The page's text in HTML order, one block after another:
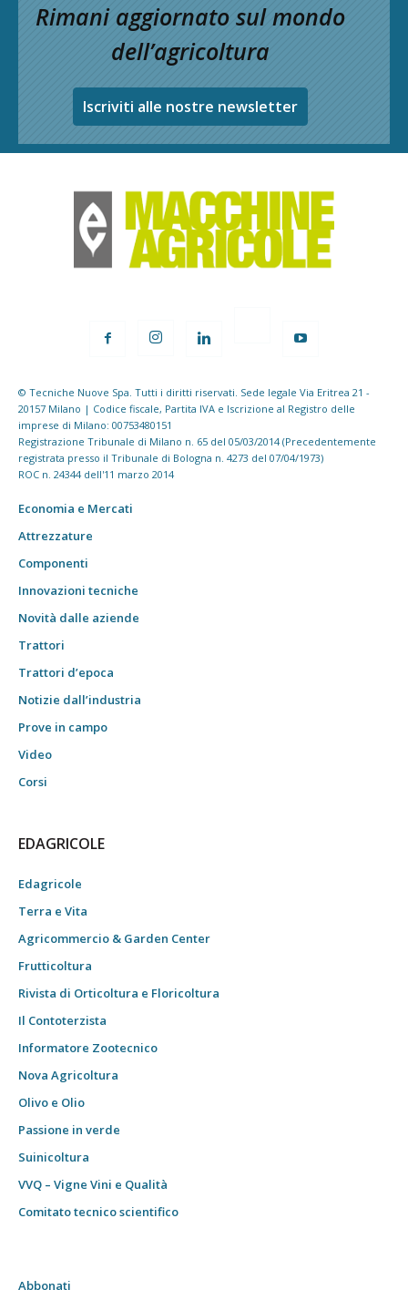
Rimani aggiornato sul mondo
dell’agricoltura
Iscriviti alle nostre newsletter
© Tecniche Nuove Spa. Tutti i diritti riservati. Sede legale Via Eritrea 21 -
20157 Milano | Codice fiscale, Partita IVA e Iscrizione al Registro delle
imprese di Milano: 00753480151
Registrazione Tribunale di Milano n. 65 del 05/03/2014 (Precedentemente
registrata presso il Tribunale di Bologna n. 4273 del 07/04/1973)
ROC n. 24344 dell'11 marzo 2014
Economia e Mercati
Attrezzature
Componenti
Innovazioni tecniche
Novità dalle aziende
Trattori
Trattori d’epoca
Notizie dall’industria
Prove in campo
Video
Corsi
EDAGRICOLE
Edagricole
Terra e Vita
Agricommercio & Garden Center
Frutticoltura
Rivista di Orticoltura e Floricoltura
Il Contoterzista
Informatore Zootecnico
Nova Agricoltura
Olivo e Olio
Passione in verde
Suinicoltura
VVQ – Vigne Vini e Qualità
Comitato tecnico scientifico
Abbonati